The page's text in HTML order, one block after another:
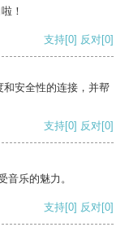
！
支持[0] 反对[0]
安全性的连接，并帮
支持[0] 反对[0]
音乐的魅力。
支持[0] 反对[0]